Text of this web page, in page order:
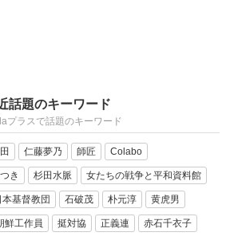
話題のキーワード
プラスで話題のキーワード
仁藤夢乃 師匠 Colabo
き 杉田水脈 女たちの戦争と平和資料館
本基督教団 石破茂 朴元淳 黄虎男
鮮工作員 挺対協 正義連 赤石千衣子